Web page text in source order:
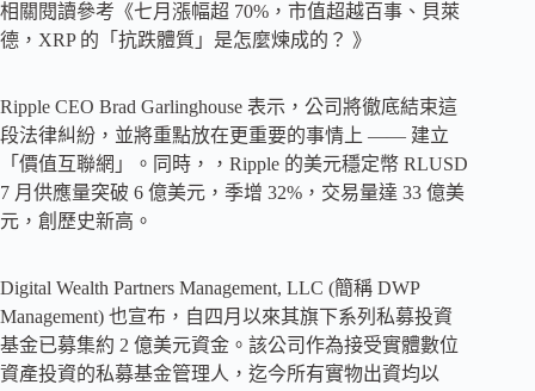
相關閱讀參考《七月漲幅超 70%，市值超越百事、貝萊
德，XRP 的「抗跌體質」是怎麼煉成的？ 》
Ripple CEO Brad Garlinghouse 表示，公司將徹底結束這
段法律糾紛，並將重點放在更重要的事情上 —— 建立
「價值互聯網」。同時，，Ripple 的美元穩定幣 RLUSD
7 月供應量突破 6 億美元，季增 32%，交易量達 33 億美
元，創歷史新高。
Digital Wealth Partners Management, LLC (簡稱 DWP
Management) 也宣布，自四月以來其旗下系列私募投資
基金已募集約 2 億美元資金。該公司作為接受實體數位
資產投資的私募基金管理人，迄今所有實物出資均以